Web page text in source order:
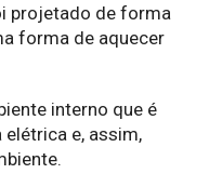
projetado de forma
forma de aquecer
interno que é
e, assim,